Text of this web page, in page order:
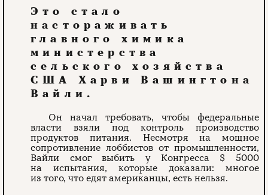
Это стало
настораживать
главного химика
министерства
сельского хозяйства
США Харви Вашингтона
Вайли.
Он начал требовать, чтобы федеральные
власти взяли под контроль производство
продуктов питания. Несмотря на мощное
сопротивление лоббистов от промышленности,
Вайли смог выбить у Конгресса $ 5000
на испытания, которые доказали: многое
из того, что едят американцы, есть нельзя.